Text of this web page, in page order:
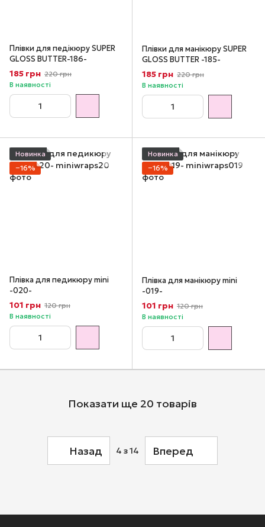
Плівки для педікюру SUPER
GLOSS BUTTER-186-
185 грн 220 грн
В наявності
Плівки для манікюру SUPER
GLOSS BUTTER -185-
185 грн 220 грн
В наявності
Новинка
−16%
Плівка для педикюру mini
-020-
101 грн 120 грн
В наявності
Новинка
−16%
Плівка для манікюру mini
-019-
101 грн 120 грн
В наявності
Показати ще 20 товарів
Назад 4 з 14 Вперед